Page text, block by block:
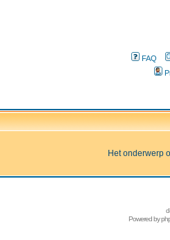
FAQ
Het onderwerp
Powered by